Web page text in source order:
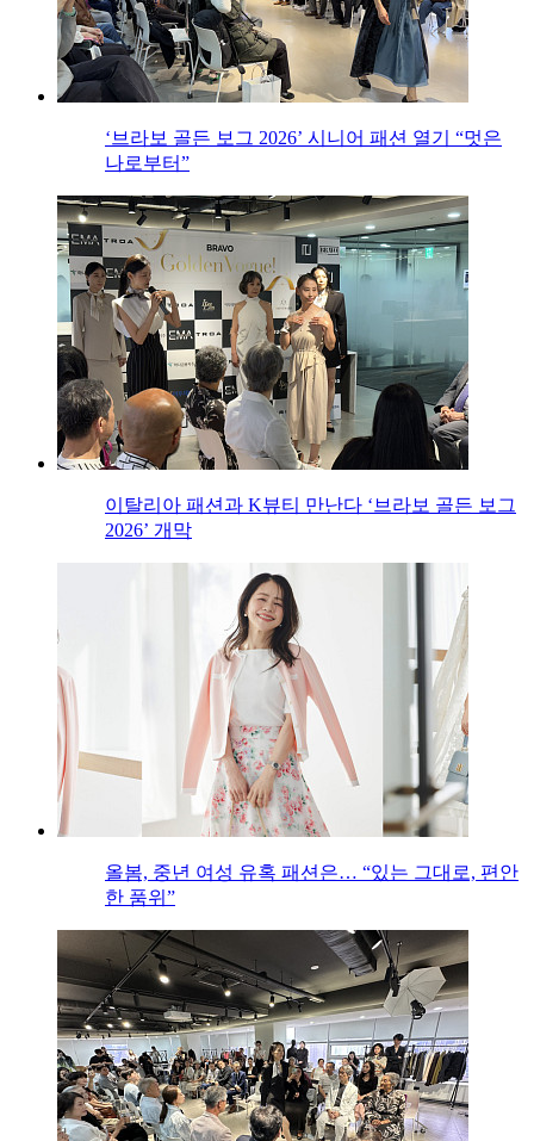
‘브라보 골든 보그 2026’ 시니어 패션 열기 “멋은
나로부터”
이탈리아 패션과 K뷰티 만난다 ‘브라보 골든 보그
2026’ 개막
올봄, 중년 여성 유혹 패션은… “있는 그대로, 편안
한 품위”